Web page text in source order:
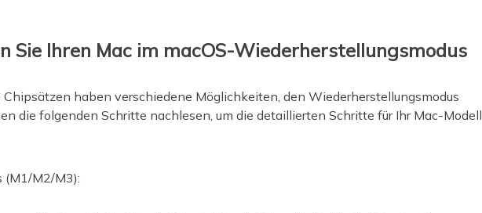
Sie Ihren Mac im macOS-Wiederherstellungsmodus
haben verschiedene Möglichkeiten, den Wiederherstellungsmodus
die folgenden Schritte nachlesen, um die detaillierten Schritte für Ihr Mac-Modell
(M1/M2/M3):